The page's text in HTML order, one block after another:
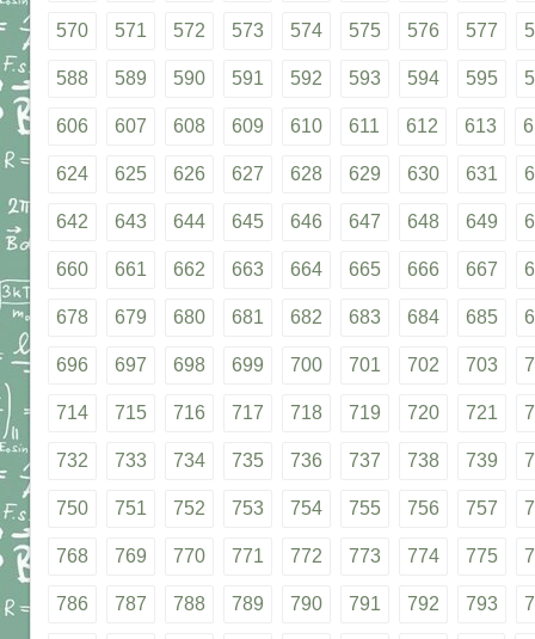
570 571 572 573 574 575 576 577
588 589 590 591 592 593 594 595
606 607 608 609 610 611 612 613
624 625 626 627 628 629 630 631
642 643 644 645 646 647 648 649
660 661 662 663 664 665 666 667
678 679 680 681 682 683 684 685
696 697 698 699 700 701 702 703
714 715 716 717 718 719 720 721
732 733 734 735 736 737 738 739
750 751 752 753 754 755 756 757
768 769 770 771 772 773 774 775
786 787 788 789 790 791 792 793